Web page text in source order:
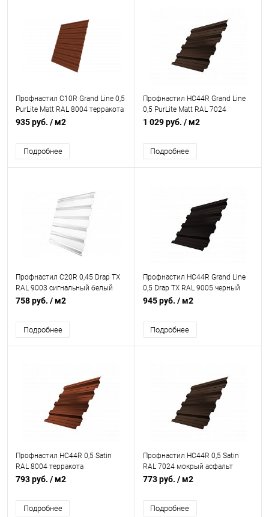
Профнастил С10R Grand Line 0,5
PurLite Matt RAL 8004 терракота
935 руб. / м2
Подробнее
Профнастил НС44R Grand Line
0,5 PurLite Matt RAL 7024
мокрый асфальт
1 029 руб. / м2
Подробнее
Профнастил С20R 0,45 Drap TX
RAL 9003 сигнальный белый
758 руб. / м2
Подробнее
Профнастил НС44R Grand Line
0,5 Drap TX RAL 9005 черный
945 руб. / м2
Подробнее
Профнастил НС44R 0,5 Satin
RAL 8004 терракота
793 руб. / м2
Подробнее
Профнастил НС44R 0,5 Satin
RAL 7024 мокрый асфальт
773 руб. / м2
Подробнее